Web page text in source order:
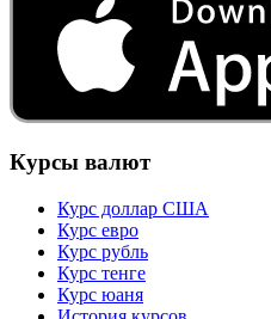
Курсы валют
Курс доллар США
Курс евро
Курс рубль
Курс тенге
Курс юаня